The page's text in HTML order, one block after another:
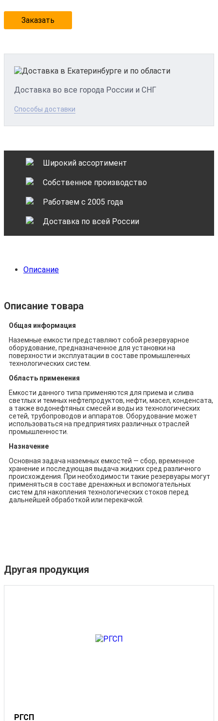
Заказать
Доставка во все города России и СНГ
Способы доставки
Широкий ассортимент
Собственное производство
Работаем с 2005 года
Доставка по всей России
Описание
Описание товара
Общая информация
Наземные емкости представляют собой резервуарное
оборудование, предназначенное для установки на
поверхности и эксплуатации в составе промышленных
технологических систем.
Область применения
Емкости данного типа применяются для приема и слива
светлых и темных нефтепродуктов, нефти, масел, конденсата,
а также водонефтяных смесей и воды из технологических
сетей, трубопроводов и аппаратов. Оборудование может
использоваться на предприятиях различных отраслей
промышленности.
Назначение
Основная задача наземных емкостей — сбор, временное
хранение и последующая выдача жидких сред различного
происхождения. При необходимости такие резервуары могут
применяться в составе дренажных и вспомогательных
систем для накопления технологических стоков перед
дальнейшей обработкой или перекачкой.
Другая продукция
РГСП